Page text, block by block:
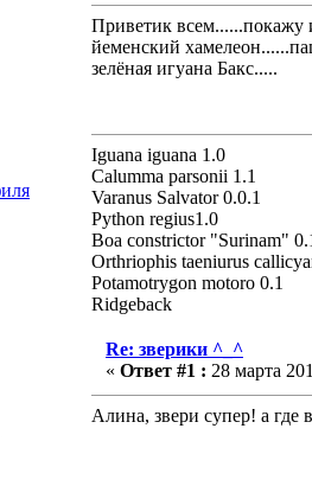
Приветик всем......покажу
йеменский
зелёная игуана Бакс.....
Iguana iguana 1.0
Calumma parsonii 1.1
Varanus Salvator 0.0.1
Python regius1.0
Boa constrictor "Surinam"
Оrthriophis taeniurus
Potamotrygon motoro 0.1
Ridgeback
Re: зверики ^_^
« Ответ #1 : 28 марта
Алина, звери супер! а где